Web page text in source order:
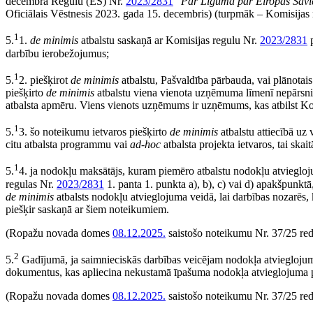
Oficiālais Vēstnesis 2023. gada 15. decembris) (turpmāk –
5.11. de minimis atbalstu saskaņā ar Komisijas regulu Nr. 2023/2831
darbību ierobežojumus;
5.1 2. piešķirot de minimis atbalstu, Pašvaldība pārbauda, vai
piešķirto de minimis atbalstu viena vienota uzņēmuma līmenī
atbalsta apmēru. Viens vienots uzņēmums ir uzņēmums, kas atbilst
5.1 3. šo noteikumu ietvaros piešķirto de minimis atbalstu attiecībā uz
citu atbalsta programmu vai ad-hoc atbalsta projekta ietvaros, tai
5.14. ja nodokļu maksātājs, kuram piemēro atbalstu nodokļu
regulas Nr. 2023/2831 1. panta 1. punkta a), b), c) vai d)
de minimis atbalsts nodokļu atvieglojuma veidā, lai darbības
piešķir saskaņā ar šiem noteikumiem.
(Ropažu novada domes 08.12.2025. saistošo noteikumu Nr. 37/25
5.2 Gadījumā, ja saimnieciskās darbības veicējam nodokļa
dokumentus, kas apliecina nekustamā īpašuma nodokļa atvieglojuma
(Ropažu novada domes 08.12.2025. saistošo noteikumu Nr. 37/25